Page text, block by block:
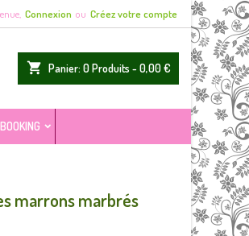
Connexion ou Créez votre compte
shopping_cart Panier: 0Produits - 0,00 €
marrons marbrés